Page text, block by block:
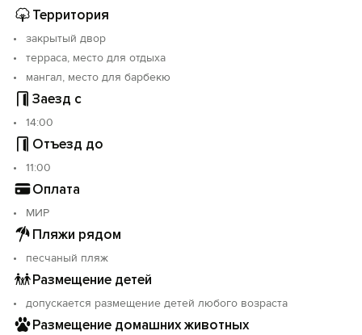
Территория
закрытый двор
терраса, место для отдыха
мангал, место для барбекю
Заезд с
14:00
Отъезд до
11:00
Оплата
МИР
Пляжи рядом
песчаный пляж
Размещение детей
допускается размещение детей любого возраста
Размещение домашних животных